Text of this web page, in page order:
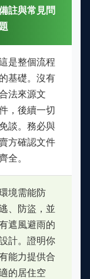
註與常見問
題
是整個流程
的基礎。沒有
法來源文
，後續一切
免談。務必與
方確認文件
全。
境需能防
、防盜，並
遮風避雨的
計。證明你
能力提供合
的居住空